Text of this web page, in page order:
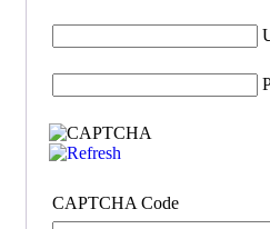
CAPTCHA Code